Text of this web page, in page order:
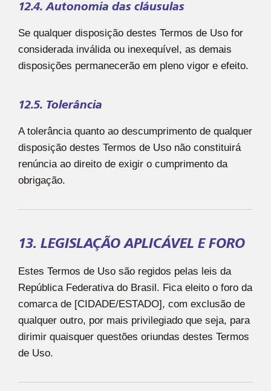
12.4. Autonomia das cláusulas
Se qualquer disposição destes Termos de Uso for
considerada inválida ou inexequível, as demais
disposições permanecerão em pleno vigor e efeito.
12.5. Tolerância
A tolerância quanto ao descumprimento de qualquer
disposição destes Termos de Uso não constituirá
renúncia ao direito de exigir o cumprimento da
obrigação.
13. LEGISLAÇÃO APLICÁVEL E FORO
Estes Termos de Uso são regidos pelas leis da
República Federativa do Brasil. Fica eleito o foro da
comarca de [CIDADE/ESTADO], com exclusão de
qualquer outro, por mais privilegiado que seja, para
dirimir quaisquer questões oriundas destes Termos
de Uso.